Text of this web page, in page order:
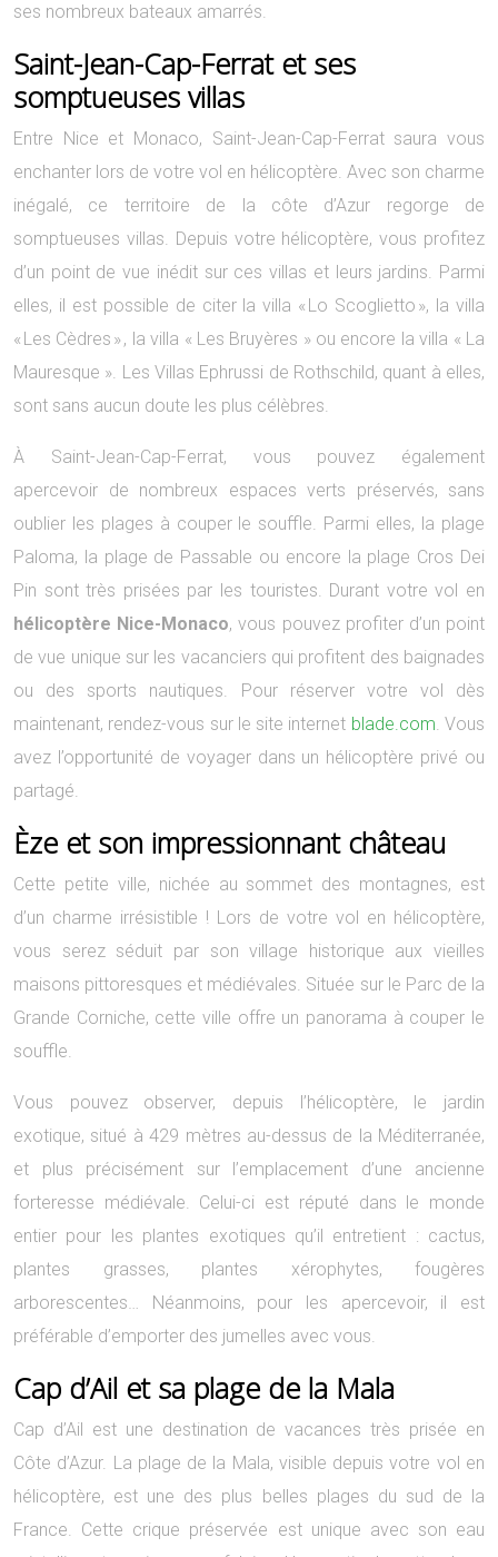
ses nombreux bateaux amarrés.
Saint-Jean-Cap-Ferrat et ses
somptueuses villas
Entre Nice et Monaco, Saint-Jean-Cap-Ferrat saura vous
enchanter lors de votre vol en hélicoptère. Avec son charme
inégalé, ce territoire de la côte d’Azur regorge de
somptueuses villas. Depuis votre hélicoptère, vous profitez
d’un point de vue inédit sur ces villas et leurs jardins. Parmi
elles, il est possible de citer la villa « Lo Scoglietto », la villa
« Les Cèdres » , la villa « Les Bruyères » ou encore la villa « La
Mauresque ». Les Villas Ephrussi de Rothschild, quant à elles,
sont sans aucun doute les plus célèbres.
À Saint-Jean-Cap-Ferrat, vous pouvez également
apercevoir de nombreux espaces verts préservés, sans
oublier les plages à couper le souffle. Parmi elles, la plage
Paloma, la plage de Passable ou encore la plage Cros Dei
Pin sont très prisées par les touristes. Durant votre vol en
hélicoptère Nice-Monaco, vous pouvez profiter d’un point
de vue unique sur les vacanciers qui profitent des baignades
ou des sports nautiques. Pour réserver votre vol dès
maintenant, rendez-vous sur le site internet blade.com. Vous
avez l’opportunité de voyager dans un hélicoptère privé ou
partagé.
Èze et son impressionnant château
Cette petite ville, nichée au sommet des montagnes, est
d’un charme irrésistible ! Lors de votre vol en hélicoptère,
vous serez séduit par son village historique aux vieilles
maisons pittoresques et médiévales. Située sur le Parc de la
Grande Corniche, cette ville offre un panorama à couper le
souffle.
Vous pouvez observer, depuis l’hélicoptère, le jardin
exotique, situé à 429 mètres au-dessus de la Méditerranée,
et plus précisément sur l’emplacement d’une ancienne
forteresse médiévale. Celui-ci est réputé dans le monde
entier pour les plantes exotiques qu’il entretient : cactus,
plantes grasses, plantes xérophytes, fougères
arborescentes… Néanmoins, pour les apercevoir, il est
préférable d’emporter des jumelles avec vous.
Cap d’Ail et sa plage de la Mala
Cap d’Ail est une destination de vacances très prisée en
Côte d’Azur. La plage de la Mala, visible depuis votre vol en
hélicoptère, est une des plus belles plages du sud de la
France. Cette crique préservée est unique avec son eau